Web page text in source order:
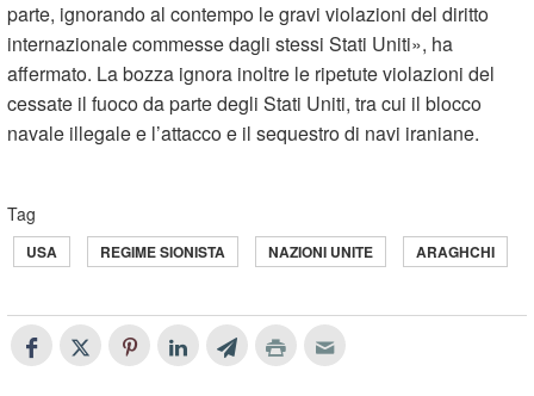
parte, ignorando al contempo le gravi violazioni del diritto
internazionale commesse dagli stessi Stati Uniti», ha
affermato. La bozza ignora inoltre le ripetute violazioni del
cessate il fuoco da parte degli Stati Uniti, tra cui il blocco
navale illegale e l’attacco e il sequestro di navi iraniane.
Tag
USA REGIME SIONISTA NAZIONI UNITE ARAGHCHI